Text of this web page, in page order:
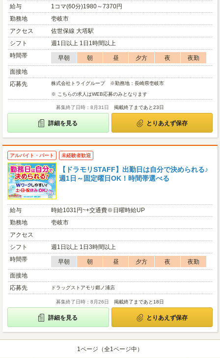
給与
1コマ(60分)1980～7370円
勤務地
壱岐市
アクセス
佐世保線 大塔駅
シフト
週1日以上 1日1時間以上
時間帯
早朝 朝 昼 夕方 夜
夜勤
面接地
応募先
株式会社トライグループ ※勤務地：長崎県壱岐市
※ こちらの求人はWEB応募のみとなります
募集終了日時：8月31日 掲載終了まであと23日
詳細を見る とりあえず保存
アルバイト・パート 未経験者歓迎
【ドラモリSTAFF】出勤日は自分で決められる♪
週1日～固定曜日OK！時間帯選べる
給与
時給1031円~+交通費※日曜時給UP
勤務地
壱岐市
アクセス
シフト
週1日以上 1日3時間以上
時間帯
早朝 朝 昼 夕方 夜
夜勤
面接地
応募先
ドラッグストアモリ郷ノ浦店
募集終了日時：8月26日 掲載終了まであと18日
詳細を見る とりあえず保存
1ページ（全1ページ中）